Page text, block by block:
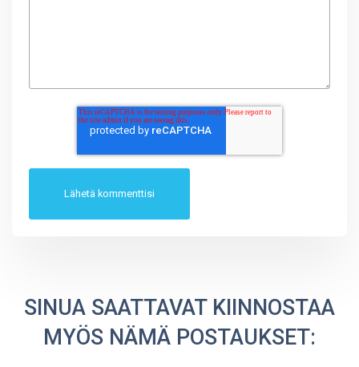
SINUA SAATTAVAT KIINNOSTAA
MYÖS NÄMÄ POSTAUKSET: